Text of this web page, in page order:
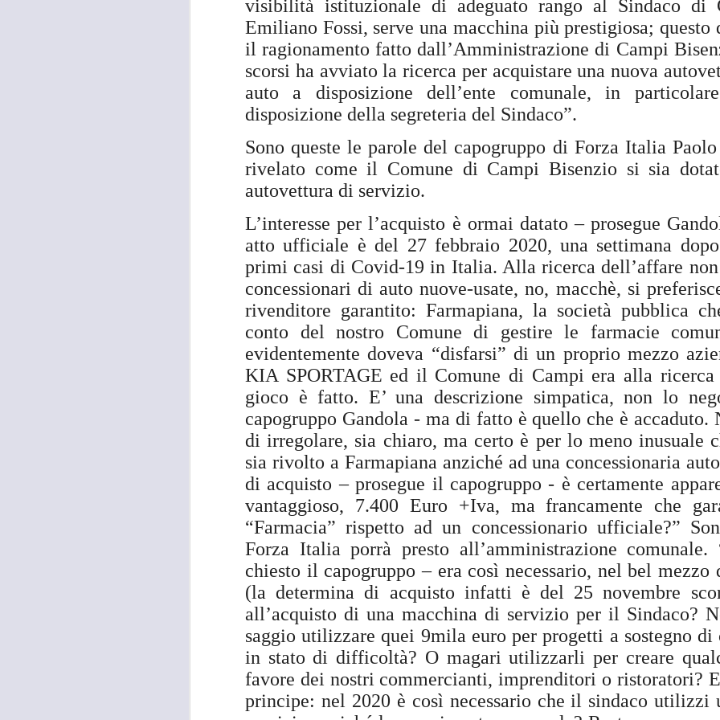
visibilità istituzionale di adeguato rango al Sindaco di
Emiliano Fossi, serve una macchina più prestigiosa; questo
il ragionamento fatto dall’Amministrazione di Campi
scorsi ha avviato la ricerca per acquistare una nuova
auto a disposizione dell’ente comunale, in
disposizione della segreteria del Sindaco”.
Sono queste le parole del capogruppo di Forza Italia
rivelato come il Comune di Campi Bisenzio si sia
autovettura di servizio.
L’interesse per l’acquisto è ormai datato – prosegue
atto ufficiale è del 27 febbraio 2020, una settimana
primi casi di Covid-19 in Italia. Alla ricerca dell’affare
concessionari di auto nuove-usate, no, macchè, si
rivenditore garantito: Farmapiana, la società pubblica
conto del nostro Comune di gestire le farmacie
evidentemente doveva “disfarsi” di un proprio mezzo
KIA SPORTAGE ed il Comune di Campi era alla
gioco è fatto. E’ una descrizione simpatica, non lo
capogruppo Gandola - ma di fatto è quello che è accaduto.
di irregolare, sia chiaro, ma certo è per lo meno inusuale
sia rivolto a Farmapiana anziché ad una concessionaria
di acquisto – prosegue il capogruppo - è certamente
vantaggioso, 7.400 Euro +Iva, ma francamente che
“Farmacia” rispetto ad un concessionario ufficiale?”
Forza Italia porrà presto all’amministrazione comunale.
chiesto il capogruppo – era così necessario, nel bel mezzo
(la determina di acquisto infatti è del 25 novembre
all’acquisto di una macchina di servizio per il Sindaco?
saggio utilizzare quei 9mila euro per progetti a sostegno
in stato di difficoltà? O magari utilizzarli per creare
favore dei nostri commercianti, imprenditori o ristoratori?
principe: nel 2020 è così necessario che il sindaco utilizzi
“In vista dell’incontro già
la conferenza dei sindaci
(Firenze, Empoli, Prato e
della società della salute
parteciperanno
che rappresentano. Non
MOSTRA
TUTANKHAMON,
GANDOLA: “LA
GALLERIA DELLE
CARROZZE È DA
MESI OCCUPATA
SENZA PIÙ ALCUN
TITOLO"
MOSTRA TUTANKHAMON,
GANDOLA: “LA GALLERIA
DELLE CARROZZE È DA MESI
OCCUPATA SENZA PIÙ ALCUN
TITOLO. LA METROCITTÀ
PONGA IN ESSERE TUTTE LE
AZIONI NECESSARIE PER
RIENTRARE IN POSSESSO DEI
“La città Metropolitana di Firenze
rientri in possesso dei locali della
Galleria delle Carrozze di Palazzo
Medici Riccardi, oramai da mesi
AUG
26
MUSEO MANZI,
GANDOLA: MOLTO
BENE
L’INSTALLAZIONE
DEI CARTELLI
STRADALI, ADESSO
PERO’ OCCORRE
ACCELLERARE
NELL’AVVIO DEI
LAVORI
MUSEO MANZI, GANDOLA:
MOLTO BENE L’INSTALLAZIONE
DEI CARTELLI STRADALI PER
SEGNALARE IL MUSEO,
ADESSO PERO’ OCCORRE
ACCELLERARE NELL’AVVIO DEI
LAVORI PER LA MESSA IN
SICUREZZA DEI LOCALI
“Finalmente dopo circa 2 anni di
attesa dall’approvazione
all'umanità della mozione da noi
AUG
26
GUARDIA MEDICA,
DA MAGGIO A LUGLIO
SI SONO
REGISTRATE A
CAMPI BISENZIO 19
SCOPERTURE DEL
SERVIZIO. GANDOLA:
“UN FATTO
INACCETTABILE”
GUARDIA MEDICA, DA MAGGIO
A LUGLIO SI SONO
REGISTRATE A CAMPI
BISENZIO 19 SCOPERTURE
DEL SERVIZIO. GANDOLA: “UN
FATTO INACCETTABILE”
“Continua l’esodo della guardia
medica a Campi Bisenzio. Anche
in questi mesi estivi a causa della
cronica assenza del personale, a
Campi Bisenzio si sono svolte
numerose interruzioni del servizio
AUG
26
NUOVE AULE UNIVERSITARIE ALL’INTERNO DEL
POLO SCIENTIFICO, GANDOLA: CANTIERE
FERMO. L’AVVIO DEI LAVORI RINVIATO A META’
SETTEMBRE
NUOVE AULE UNIVERSITARIE ALL’INTERNO DEL POLO
SCIENTIFICO, GANDOLA: CANTIERE FERMO. L’AVVIO DEI LAVORI
RINVIATO A META’ SETTEMBRE
“Il protocollo sottoscritto è stato completamente disatteso.
AUG
26
FIRENZE ESCLUSA DALLE CITTÀ IN CORSA PER
OSPITARE L’EUROVISION SONG CONTEST.
GANDOLA: UNA PESSIMA NOTIZIA CHE